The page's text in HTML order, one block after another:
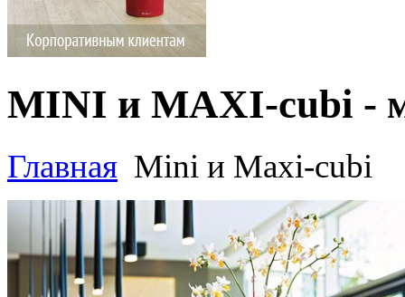
MINI и MAXI-cubi -
Главная Mini и Maxi-cubi